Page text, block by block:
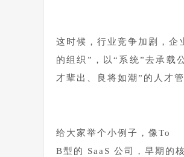
这时候，行业竞争加剧，企
的组织”，以“系统”去承载
才辈出、良将如潮”的人才
给大家举个小例子，像To
B型的 SaaS 公司，早期的